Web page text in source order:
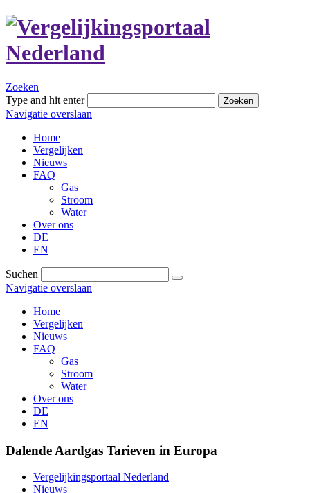
Zoeken
Type and hit enter
Zoeken
Navigatie overslaan
Home
Vergelijken
Nieuws
FAQ
Gas
Stroom
Water
Over ons
DE
EN
Suchen
Navigatie overslaan
Home
Vergelijken
Nieuws
FAQ
Gas
Stroom
Water
Over ons
DE
EN
Dalende Aardgas Tarieven in Europa
Vergelijkingsportaal Nederland
Nieuws